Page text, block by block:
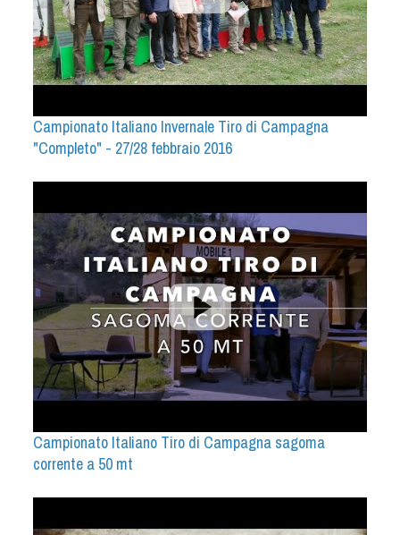
Campionato Italiano Invernale Tiro di Campagna
"Completo" - 27/28 febbraio 2016
Campionato Italiano Tiro di Campagna sagoma
corrente a 50 mt